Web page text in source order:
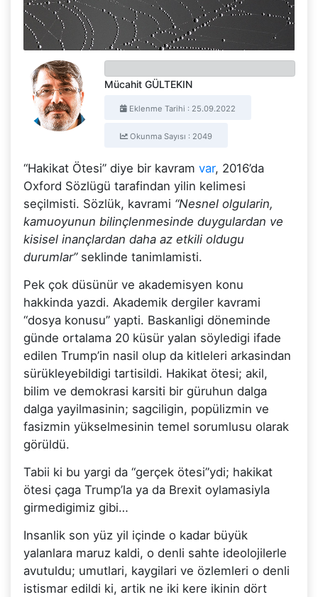
Mücahit GÜLTEKIN
Eklenme Tarihi : 25.09.2022
Okunma Sayısı : 2049
“Hakikat Ötesi” diye bir kavram var, 2016’da
Oxford Sözlügü tarafindan yilin kelimesi
seçilmisti. Sözlük, kavrami “Nesnel olgularin,
kamuoyunun bilinçlenmesinde duygulardan ve
kisisel inançlardan daha az etkili oldugu
durumlar”seklinde tanimlamisti.
Pek çok düsünür ve akademisyen konu
hakkinda yazdi. Akademik dergiler kavrami
“dosya konusu” yapti. Baskanligi döneminde
günde ortalama 20 küsür yalan söyledigi ifade
edilen Trump’in nasil olup da kitleleri arkasindan
sürükleyebildigi tartisildi. Hakikat ötesi; akil,
bilim ve demokrasi karsiti bir güruhun dalga
dalga yayilmasinin; sagciligin, popülizmin ve
fasizmin yükselmesinin temel sorumlusu olarak
görüldü.
Tabii ki bu yargi da “gerçek ötesi”ydi; hakikat
ötesi çaga Trump’la ya da Brexit oylamasiyla
girmedigimiz gibi…
Insanlik son yüz yil içinde o kadar büyük
yalanlara maruz kaldi, o denli sahte ideolojilerle
avutuldu; umutlari, kaygilari ve özlemleri o denli
istismar edildi ki, artik ne iki kere ikinin dört